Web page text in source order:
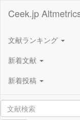
Ceek.jp
文献ランキング
新着文献
新着投稿